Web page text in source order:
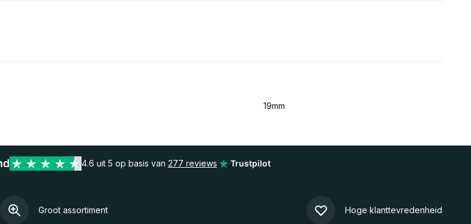
19mm
4.6 uit 5 op basis van 277 reviews Trustpilot
Groot assortiment Hoge klanttevredenheid